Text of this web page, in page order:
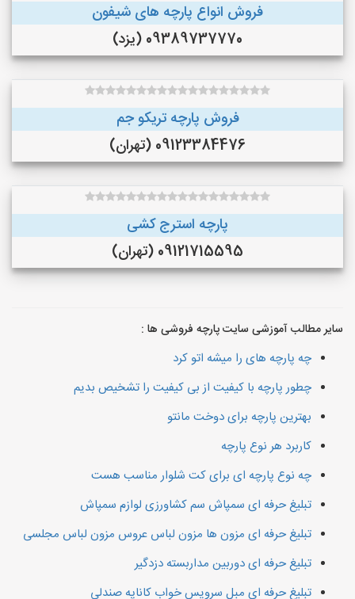
فروش انواع پارچه های شیفون
09389737770 (یزد)
فروش پارچه تریکو جم
09123384476 (تهران)
پارچه استرج کشی
09121715595 (تهران)
سایر مطالب آموزشی سایت پارچه فروشی ها :
چه پارچه های را میشه اتو کرد
چطور پارچه با کیفیت از بی کیفیت را تشخیص بدیم
بهترین پارچه برای دوخت مانتو
کاربرد هر نوع پارچه
چه نوع پارچه ای برای کت شلوار مناسب هست
تبلیغ حرفه ای سمپاش سم کشاورزی لوازم سمپاش
تبلیغ حرفه ای مزون ها مزون لباس عروس مزون لباس مجلسی
تبلیغ حرفه ای دوربین مداربسته دزدگیر
تبلیغ حرفه ای مبل سرویس خواب کاناپه صندلی